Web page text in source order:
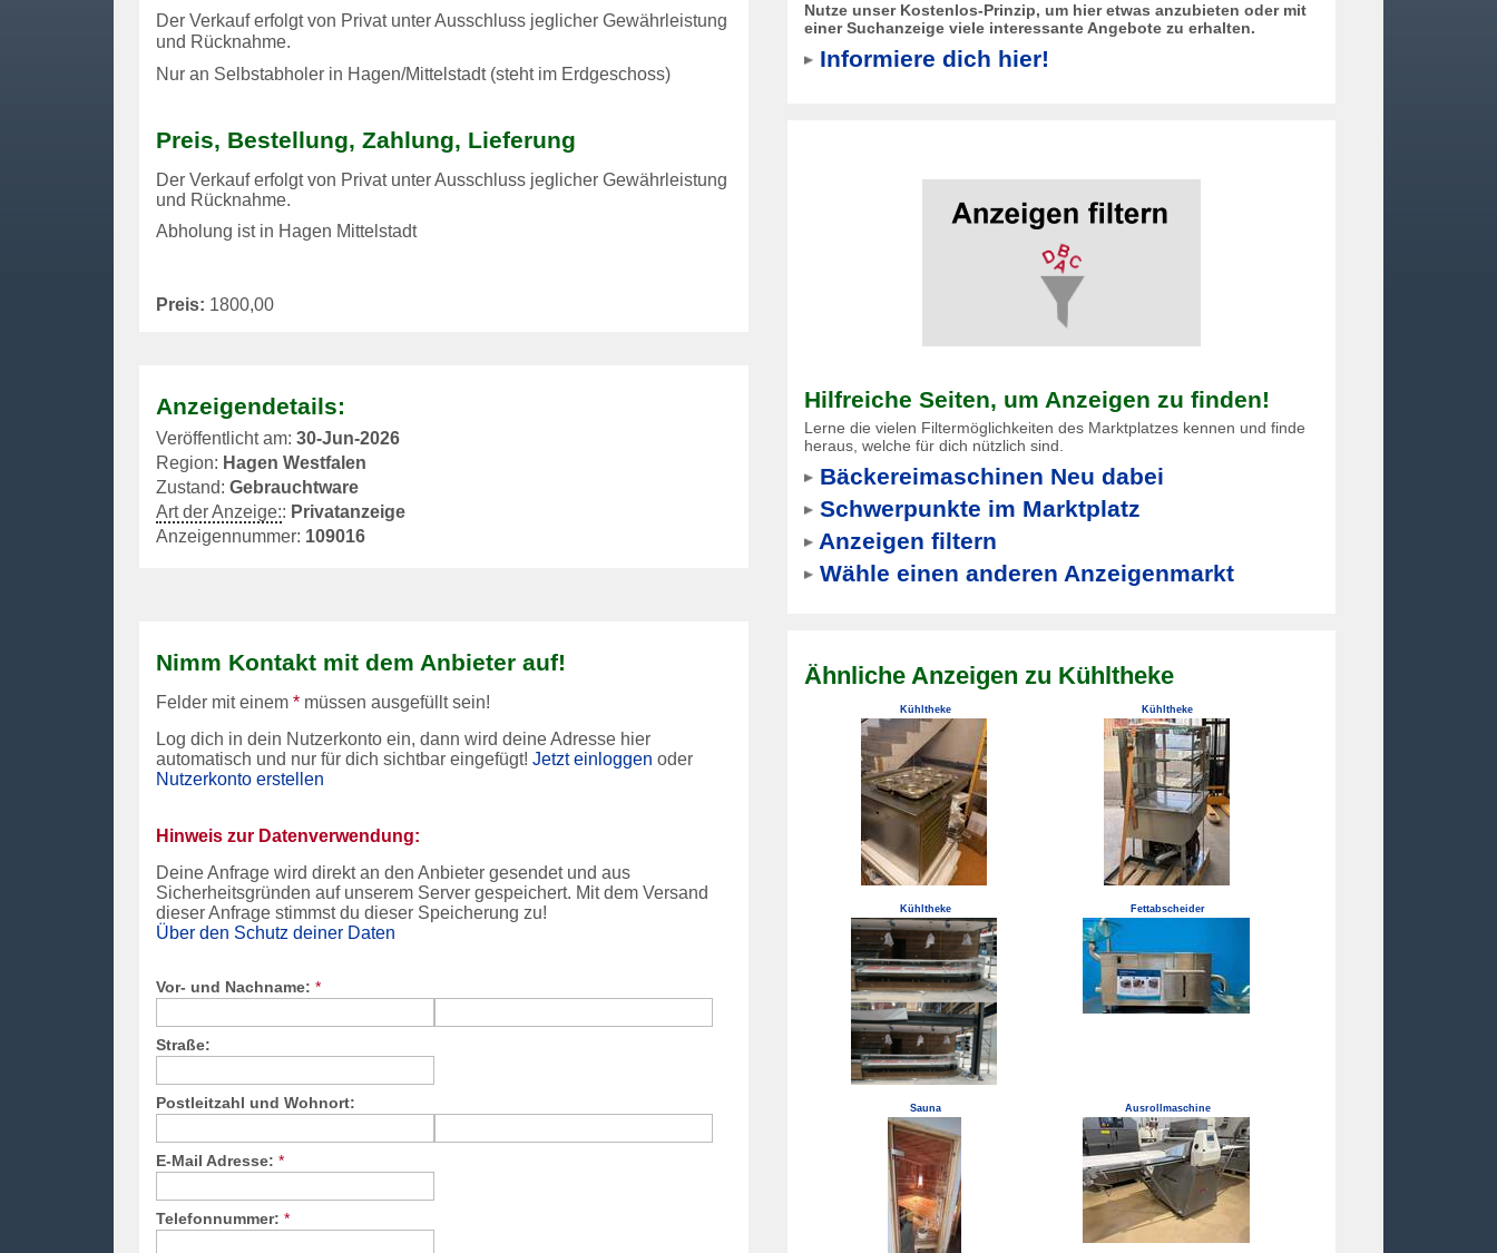
Der Verkauf erfolgt von Privat unter Ausschluss jeglicher Gewährleistung
und Rücknahme.
Nur an Selbstabholer in Hagen/Mittelstadt (steht im Erdgeschoss)
Preis, Bestellung, Zahlung, Lieferung
Der Verkauf erfolgt von Privat unter Ausschluss jeglicher Gewährleistung
und Rücknahme.
Abholung ist in Hagen Mittelstadt
Preis: 1800,00
Anzeigendetails:
Veröffentlicht am: 30-Jun-2026
Region: Hagen Westfalen
Zustand: Gebrauchtware
Art der Anzeige:: Privatanzeige
Anzeigennummer: 109016
Nimm Kontakt mit dem Anbieter auf!
Felder mit einem *müssen ausgefüllt sein!
Log dich in dein Nutzerkonto ein, dann wird deine Adresse hier
automatisch und nur für dich sichtbar eingefügt! Jetzt einloggen oder
Nutzerkonto erstellen
Hinweis zur Datenverwendung:
Deine Anfrage wird direkt an den Anbieter gesendet und aus
Sicherheitsgründen auf unserem Server gespeichert. Mit dem Versand
dieser Anfrage stimmst du dieser Speicherung zu!
Über den Schutz deiner Daten
Vor- und Nachname: *
Straße:
Postleitzahl und Wohnort:
E-Mail Adresse: *
Telefonnummer: *
Nutze unser Kostenlos-Prinzip, um hier etwas anzubieten oder mit
einer Suchanzeige viele interessante Angebote zu erhalten.
Informiere dich hier!
Hilfreiche Seiten, um Anzeigen zu finden!
Lerne die vielen Filtermöglichkeiten des Marktplatzes kennen und finde
heraus, welche für dich nützlich sind.
Bäckereimaschinen Neu dabei
Schwerpunkte im Marktplatz
Anzeigen filtern
Wähle einen anderen Anzeigenmarkt
Ähnliche Anzeigen zu Kühltheke
Kühltheke Kühltheke
Kühltheke Fettabscheider
Sauna Ausrollmaschine